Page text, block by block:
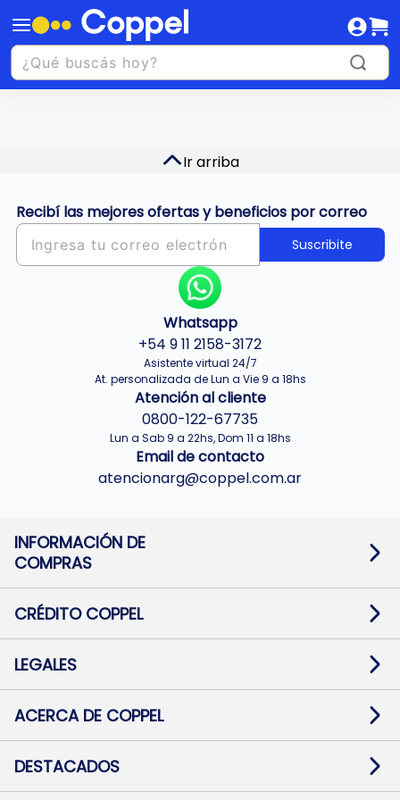
Ir arriba
Recibí las mejores ofertas y beneficios por correo
Suscribite
Whatsapp
+54 9 11 2158-3172
Asistente virtual 24/7
At. personalizada de Lun a Vie 9 a 18hs
Atención al cliente
0800-122-67735
Lun a Sab 9 a 22hs, Dom 11 a 18hs
Email de contacto
atencionarg@coppel.com.ar
INFORMACIÓN DE
COMPRAS
Términos y condiciones
Botón de arrepentimiento
Mapa de sitio
CRÉDITO COPPEL
Solicitar Crédito
Medios de Pago
Pago Fácil Online
LEGALES
Baja contratos
Defensa al consumidor CABA
ACERCA DE COPPEL
Trabajá con Nosotros
Preguntas Frecuentes
DESTACADOS